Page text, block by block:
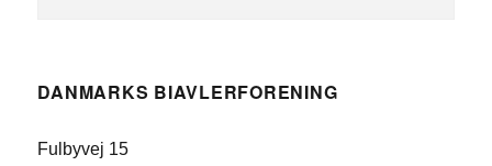
DANMARKS BIAVLERFORENING
Fulbyvej 15